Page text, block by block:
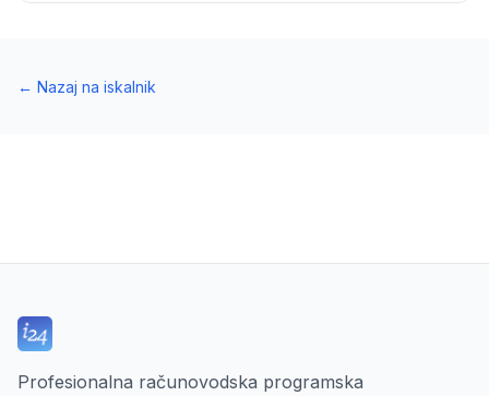
← Nazaj na iskalnik
Profesionalna računovodska programska